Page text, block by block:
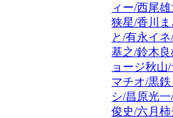
ィー/西尾
狭星/香川ま
と/有永イネ
基之/鈴木良
ョージ秋山/
マチオ/黒鉄
シ/昌原光一
俊史/六月柿